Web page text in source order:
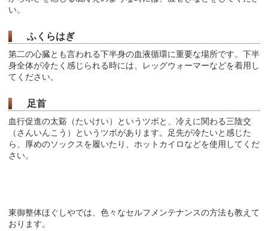
い。
ふくらはぎ
第二の心臓とも言われる下半身の血液循環に重要な場所です。下半
身全体が冷たく感じられる時には、レッグウォーマーなどを着用し
てください。
足首
血行促進の太谿（たいけい）というツボと、冷えに関わる三陰交
（さんいんこう）というツボがあります。足先が冷たいと感じた
ら、厚めのソックスを履いたり、ホットカイロなどを使用してくだ
さい。
東御整体ほぐしやでは、色々なセルフメンテナンスの方法も教えて
おります。